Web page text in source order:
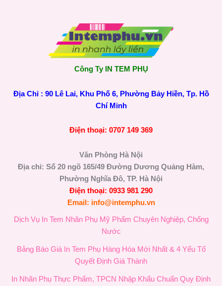
Công Ty IN TEM PHỤ
Địa Chỉ : 90 Lê Lai, Khu Phố 6, Phường Bảy Hiền, Tp. Hồ
Chí Minh
Điện thoại: 0707 149 369
Văn Phòng Hà Nội
Địa chỉ: Số 20 ngõ 165/49 Đường Dương Quảng Hàm,
Phường Nghĩa Đô, TP. Hà Nội
Điện thoại: 0933 981 290
Email: info@intemphu.vn
Dịch Vụ In Tem Nhãn Phụ Mỹ Phẩm Chuyên Nghiệp, Chống
Nước
Bảng Báo Giá In Tem Phụ Hàng Hóa Mới Nhất & 4 Yếu Tố
Quyết Định Giá Thành
In Nhãn Phụ Thực Phẩm, TPCN Nhập Khẩu Chuẩn Quy Định